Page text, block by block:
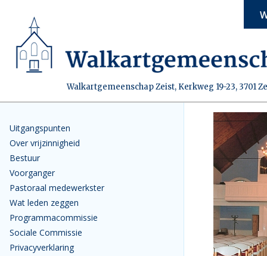
Walkartgemeenschap Zeist, Kerkweg 19-23, 3701
Uitgangspunten
Over vrijzinnigheid
Bestuur
Voorganger
Pastoraal medewerkster
Wat leden zeggen
Programmacommissie
Sociale Commissie
Privacyverklaring